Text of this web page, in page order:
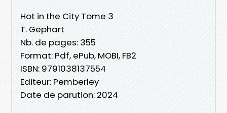
Hot in the City Tome 3
T. Gephart
Nb. de pages: 355
Format: Pdf, ePub, MOBI, FB2
ISBN: 9791038137554
Editeur: Pemberley
Date de parution: 2024